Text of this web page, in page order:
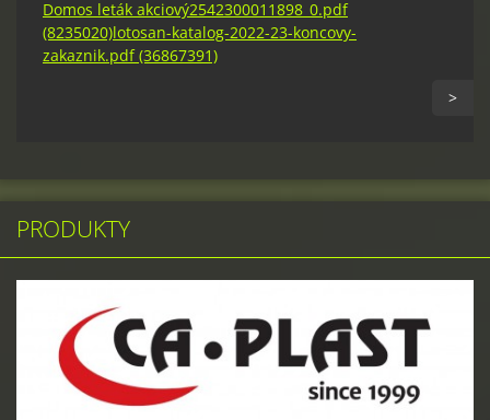
Domos leták akciový2542300011898_0.pdf
(8235020)lotosan-katalog-2022-23-koncovy-
zakaznik.pdf (36867391)
>
PRODUKTY